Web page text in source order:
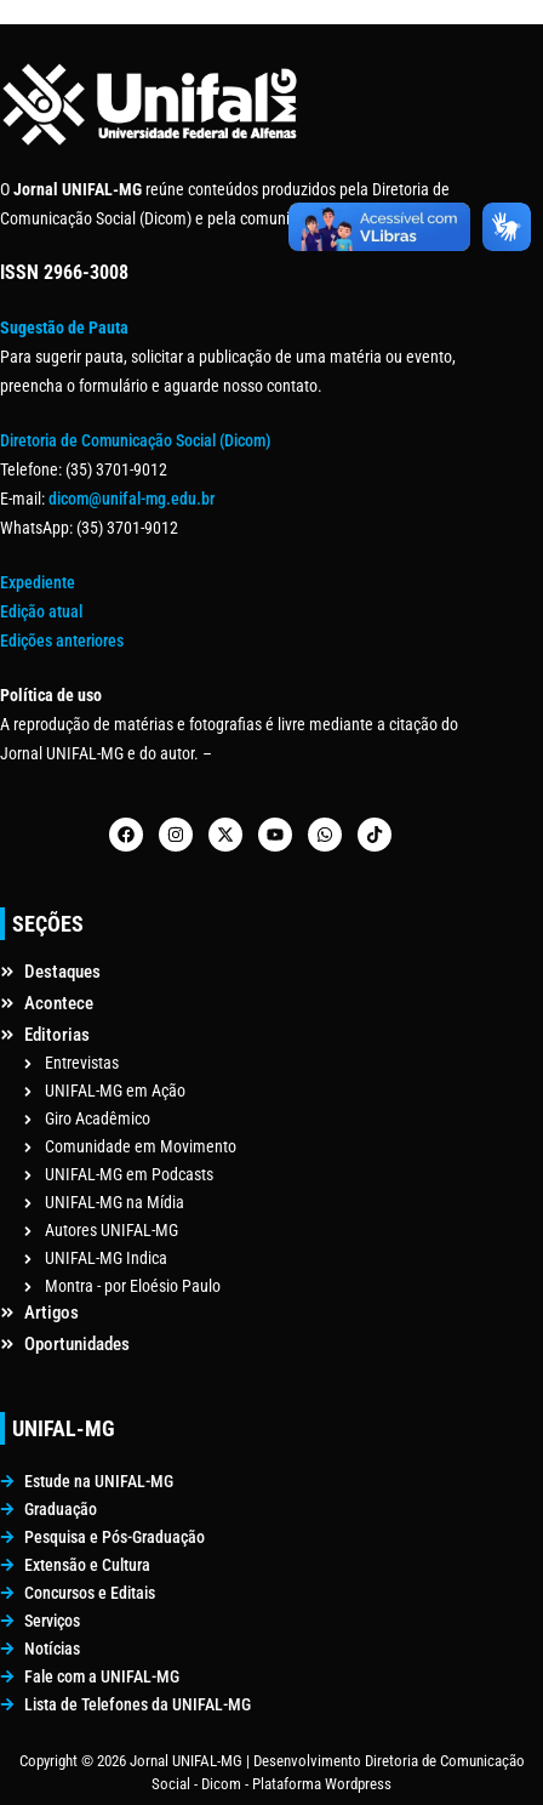
OJornal UNIFAL-MG reúne conteúdos produzidos pela Diretoria de
Comunicação Social (Dicom) e pela comunidade universitária.
ISSN 2966-3008
Sugestão de Pauta
Para sugerir pauta, solicitar a publicação de uma matéria ou evento,
preencha o formulário e aguarde nosso contato.
Diretoria de Comunicação Social (Dicom)
Telefone: (35) 3701-9012
E-mail:dicom@unifal-mg.edu.br
WhatsApp: (35) 3701-9012
Expediente
Edição atual
Edições anteriores
Política de uso
A reprodução de matérias e fotografias é livre mediante a citação do
Jornal UNIFAL-MG e do autor. –
SEÇÕES
Destaques
Acontece
Editorias
Entrevistas
UNIFAL-MG em Ação
Giro Acadêmico
Comunidade em Movimento
UNIFAL-MG em Podcasts
UNIFAL-MG na Mídia
Autores UNIFAL-MG
UNIFAL-MG Indica
Montra - por Eloésio Paulo
Artigos
Oportunidades
UNIFAL-MG
Estude na UNIFAL-MG
Graduação
Pesquisa e Pós-Graduação
Extensão e Cultura
Concursos e Editais
Serviços
Notícias
Fale com a UNIFAL-MG
Lista de Telefones da UNIFAL-MG
Copyright © 2026 Jornal UNIFAL-MG | Desenvolvimento Diretoria de Comunicação
Social - Dicom - Plataforma Wordpress